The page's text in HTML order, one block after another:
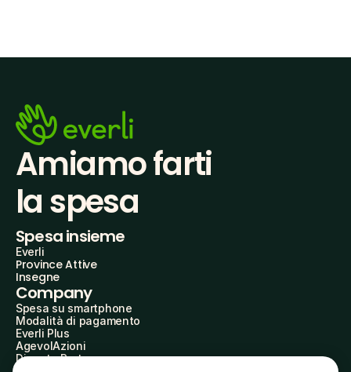
Amiamo farti
la spesa
Spesa insieme
Everli
Province Attive
Insegne
Company
Spesa su smartphone
Modalità di pagamento
Everli Plus
AgevolAzioni
Diventa Partner